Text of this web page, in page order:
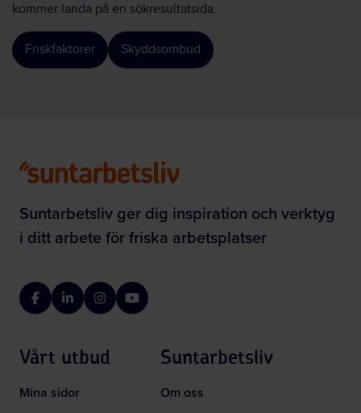
kommer landa på en sökresultatsida.
Friskfaktorer Skyddsombud
Suntarbetsliv ger dig inspiration och verktyg
i ditt arbete för friska arbetsplatser
FacebookLinkedInInstagramYouTube
Vårt utbud
Mina sidor
Suntarbetsliv
Om oss